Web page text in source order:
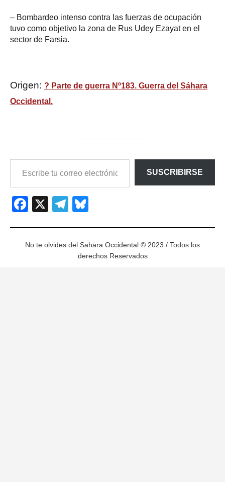
– Bombardeo intenso contra las fuerzas de ocupación
tuvo como objetivo la zona de Rus Udey Ezayat en el
sector de Farsia.
Origen: ? Parte de guerra Nº183. Guerra del Sáhara
Occidental.
SUSCRIBIRSE
Facebook
X Telegram
No te olvides del Sahara Occidental © 2023 / Todos los
derechos Reservados